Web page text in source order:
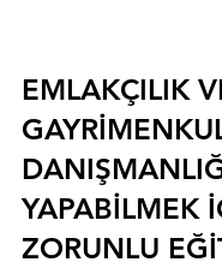
EMLAKÇILIK
YAPABİLMEK
ZORUNLU